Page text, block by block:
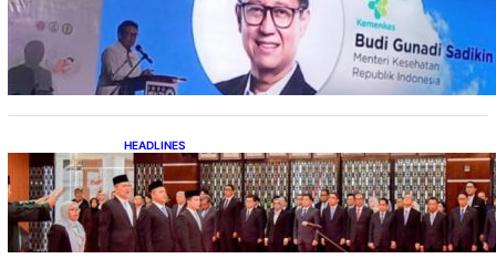
Digitalisasi Alat-Alat Kesehatan Dukung
Pertumbuhan Industri Alkes
HEADLINES
Lana Saria Dilantik Sebagai Kepala Badan
Geologi